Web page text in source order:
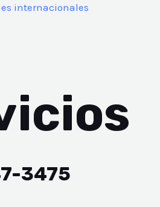
internacionales
3475